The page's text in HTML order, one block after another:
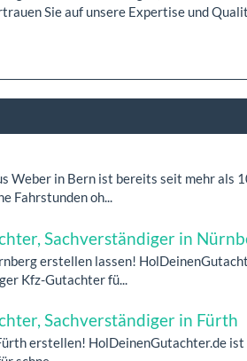
Sie auf unsere Expertise und
Weber in Bern ist bereits seit mehr als
Fahrstunden oh...
Sachverständiger in
erstellen lassen!
Kfz-Gutachter fü...
Sachverständiger in Fürth
erstellen! HolDeinenGutachter.de ist